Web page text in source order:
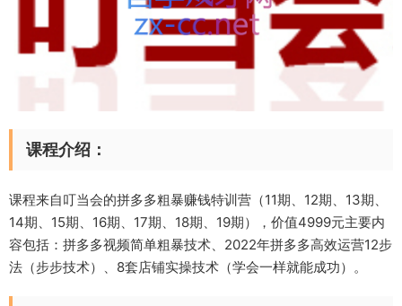
课程介绍：
课程来自叮当会的拼多多粗暴赚钱特训营（11期、12期、13期、
14期、15期、16期、17期、18期、19期），价值4999元主要内
容包括：拼多多视频简单粗暴技术、2022年拼多多高效运营12步
法（步步技术）、8套店铺实操技术（学会一样就能成功）。